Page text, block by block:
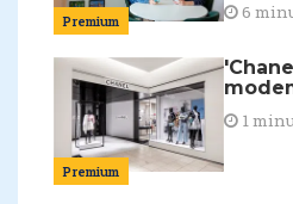
Premium 6
Premium
1